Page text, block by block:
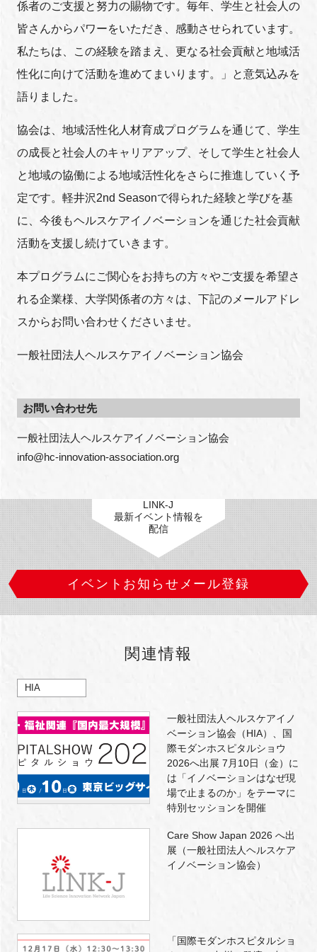
係者のご支援と努力の賜物です。毎年、学生と社会人の
皆さんからパワーをいただき、感動させられています。
私たちは、この経験を踏まえ、更なる社会貢献と地域活
性化に向けて活動を進めてまいります。」と意気込みを
語りました。
協会は、地域活性化人材育成プログラムを通じて、学生
の成長と社会人のキャリアアップ、そして学生と社会人
と地域の協働による地域活性化をさらに推進していく予
定です。軽井沢2nd Seasonで得られた経験と学びを基
に、今後もヘルスケアイノベーションを通じた社会貢献
活動を支援し続けていきます。
本プログラムにご関心をお持ちの方々やご支援を希望さ
れる企業様、大学関係者の方々は、下記のメールアドレ
スからお問い合わせくださいませ。
一般社団法人ヘルスケアイノベーション協会
お問い合わせ先
一般社団法人ヘルスケアイノベーション協会
info@hc-innovation-association.org
LINK-J
最新イベント情報を
配信
イベントお知らせメール登録
関連情報
HIA
一般社団法人ヘルスケアイノ
ベーション協会（HIA）、国
際モダンホスピタルショウ
2026へ出展 7月10日（金）に
は「イノベーションはなぜ現
場で止まるのか」をテーマに
特別セッションを開催
Care Show Japan 2026 へ出
展（一般社団法人ヘルスケア
イノベーション協会）
「国際モダンホスピタルショ